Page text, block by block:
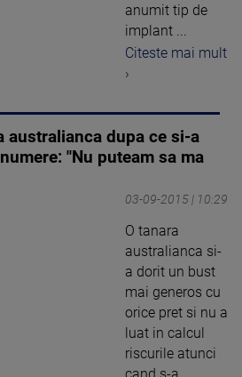
anumit tip de
implant ...
Citeste mai mult
›
australianca dupa ce si-a
"Nu puteam sa ma
03-09-2015 | 10:29
O tanara
australianca si-
a dorit un bust
mai generos cu
orice pret si nu a
luat in calcul
riscurile atunci